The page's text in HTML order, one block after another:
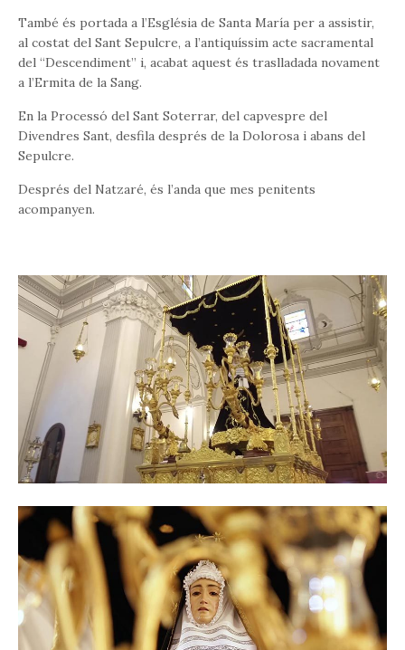
També és portada a l’Església de Santa María per a assistir,
al costat del Sant Sepulcre, a l’antiquíssim acte sacramental
del “Descendiment” i, acabat aquest és traslladada novament
a l’Ermita de la Sang.
En la Processó del Sant Soterrar, del capvespre del
Divendres Sant, desfila després de la Dolorosa i abans del
Sepulcre.
Després del Natzaré, és l’anda que mes penitents
acompanyen.